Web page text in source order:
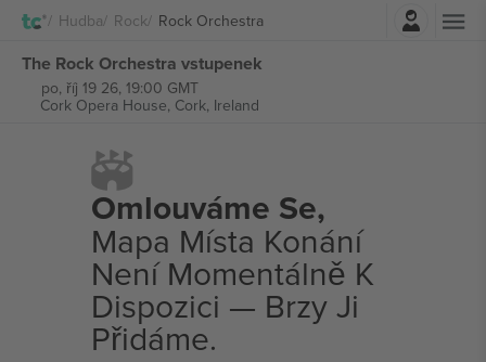
Hudba Rock Rock Orchestra
The Rock Orchestra vstupenek
po, říj 19 26, 19:00 GMT
Cork Opera House, Cork, Ireland
Omlouváme Se,
Mapa Místa Konání
Není Momentálně K
Dispozici — Brzy Ji
Přidáme.